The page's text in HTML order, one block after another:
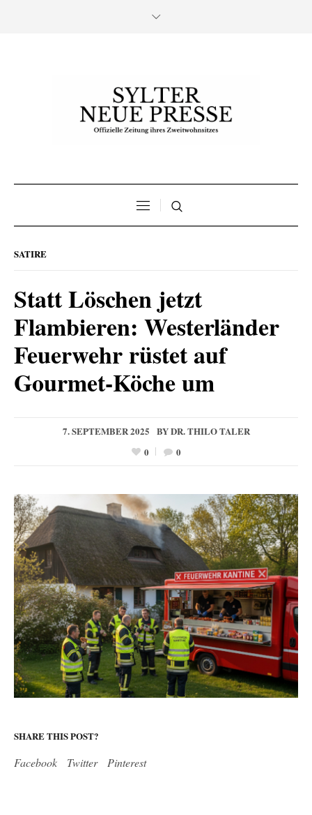
SATIRE
Statt Löschen jetzt
Flambieren: Westerländer
Feuerwehr rüstet auf
Gourmet-Köche um
7. SEPTEMBER 2025 BYDR. THILO TALER
0
0
SHARE THIS POST?
Facebook Twitter Pinterest